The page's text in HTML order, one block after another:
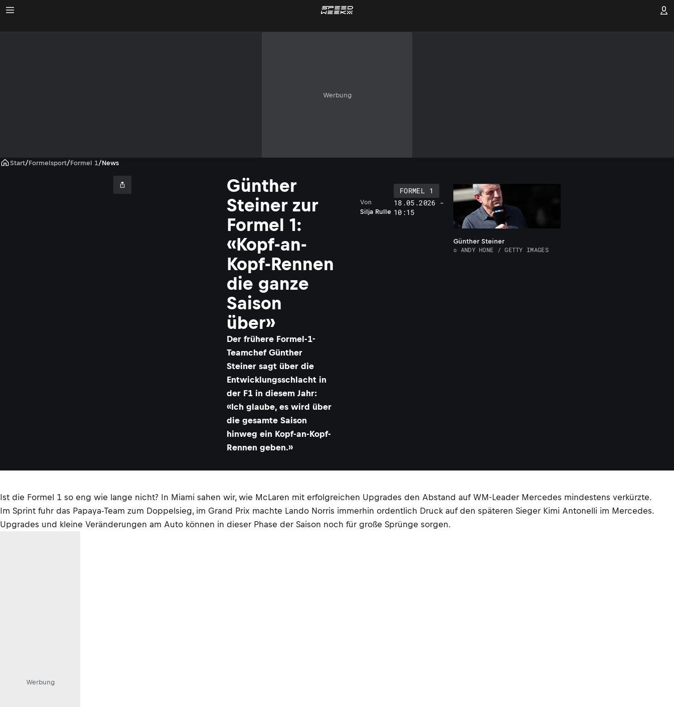
Werbung
Start/Formelsport/Formel 1/News
Günther
Steiner zur
Formel 1:
«Kopf-an-
Kopf-Rennen
die ganze
Saison
über»
Der frühere Formel-1-
Teamchef Günther
Steiner sagt über die
Entwicklungsschlacht in
der F1 in diesem Jahr:
«Ich glaube, es wird über
die gesamte Saison
hinweg ein Kopf-an-Kopf-
Rennen geben.»
Silja Rulle
Von
FORMEL 1
18.05.2026 -
10:15
Günther Steiner
© ANDY HONE / GETTY IMAGES
Ist die Formel 1 so eng wie lange nicht? In Miami sahen wir, wie McLaren mit erfolgreichen Upgrades den Abstand auf WM-Leader Mercedes mindestens verkürzte.
Im Sprint fuhr das Papaya-Team zum Doppelsieg, im Grand Prix machte Lando Norris immerhin ordentlich Druck auf den späteren Sieger Kimi Antonelli im Mercedes.
Upgrades und kleine Veränderungen am Auto können in dieser Phase der Saison noch für große Sprünge sorgen.
Werbung